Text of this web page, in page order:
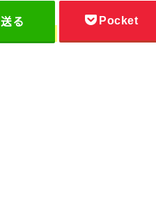
送る Pocket